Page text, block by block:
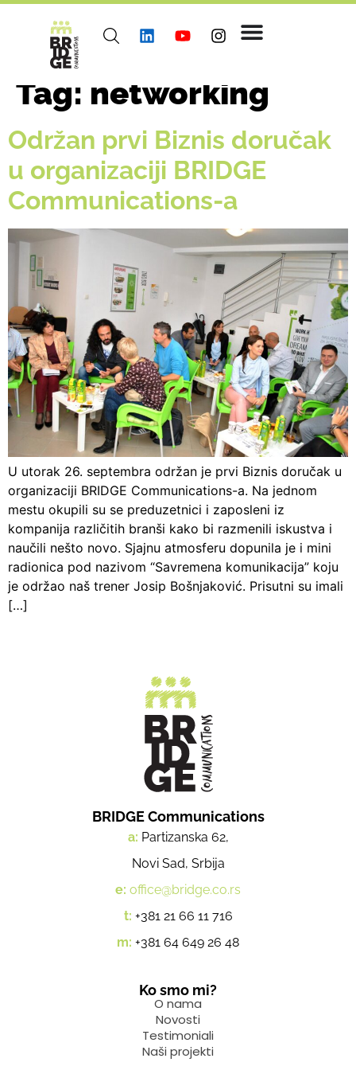
Tag: networking
Održan prvi Biznis doručak
u organizaciji BRIDGE
Communications-a
U utorak 26. septembra održan je prvi Biznis doručak u
organizaciji BRIDGE Communications-a. Na jednom
mestu okupili su se preduzetnici i zaposleni iz
kompanija različitih branši kako bi razmenili iskustva i
naučili nešto novo. Sjajnu atmosferu dopunila je i mini
radionica pod nazivom “Savremena komunikacija” koju
je održao naš trener Josip Bošnjaković. Prisutni su imali
[…]
BRIDGE Communications
a: Partizanska 62,
Novi Sad, Srbija
e: office@bridge.co.rs
t: +381 21 66 11 716
m: +381 64 649 26 48
Ko smo mi?
O nama
Novosti
Testimoniali
Naši projekti